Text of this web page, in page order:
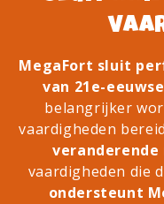
MegaFort sluit
van 21e-
belangrijker
vaardigheden
vaardigheden die
ondersteunt